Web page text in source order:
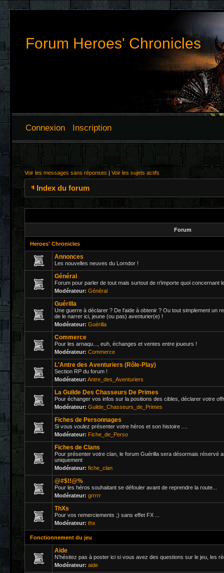
Forum Heroes' Chronicles
Connexion Inscription
Voir les messages sans réponses | Voir les sujets actifs
Index du forum
Forum
Heroes' Chronicles
Annonces
Les nouvelles neuves du Lorndor !
Général
Forum pour parler de tout mais surtout de n'importe quoi concernant
Modérateur: Général
Guérilla
Une guerre à déclarer ? De l'aide à obtenir ? Ou tout simplement un
de le narrer ici, jeune (ou pas) aventurier(e) !
Modérateur: Guérilla
Commerce
Pour les arnaqu..., euh, échanges et ventes entre joueurs !
Modérateur: Commerce
L'Antre des Aventuriers (Rôle-Play)
Section RP du forum !
Modérateur: Antre_des_Aventuriers
La Guilde Des Chasseurs De Primes
Pour échanger vos infos sur la positions des cibles, déclarer votre
Modérateur: Guilde_Chasseurs_de_Primes
Fiches de Personnages
Si vous voulez présenter votre héros et son histoire ....
Modérateur: Fiche_de_Perso
Fiches de Clans
Pour présenter votre clan, le forum Guérilla sera désormais réservé
uniquement
Modérateur: fiche_clan
@#$!!@%
Pour les héros souhaitant se défouler avant de reprendre la route...
Modérateur: grrrrr
ThXs
Pour vos remerciements ;) sans effet FX ...
Modérateur: thx
Fonctionnement du jeu
Aide
N'hésitez pas à poster ici si vous avez des questions sur le jeu, les
Modérateur: aide